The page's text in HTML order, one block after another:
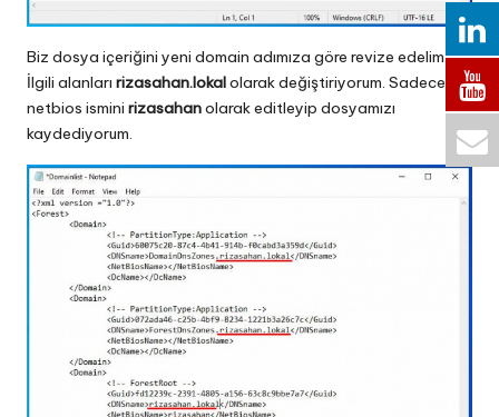
Biz dosya içeriğini yeni domain adımıza göre revize edelim.
İlgili alanları rizasahan.lokalolarak değiştiriyorum. Sadece
netbios ismini rizasahanolarak editleyip dosyamızı
kaydediyorum.